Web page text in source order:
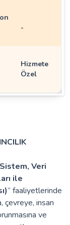
-
Hizmete
Özel
Veri
ile
” faaliyetlerinde
çevreye, insan
ve